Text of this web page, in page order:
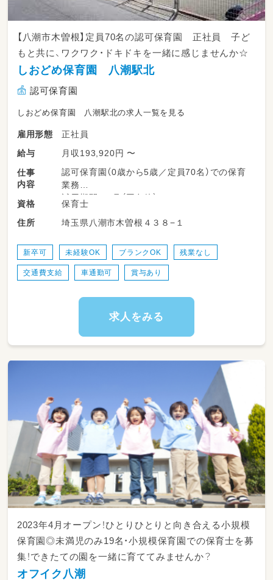
【八潮市木曽根】定員70名の認可保育園 正社員 子ど
もと共に、ワクワク・ドキドキを一緒に感じませんか☆
しおどめ保育園 八潮駅北
認可保育園
しおどめ保育園 八潮駅北の求人一覧を見る
雇用形態
正社員
給与
月収193,920円 〜
仕事
内容
認可保育園（0歳から5歳／定員70名）での保育
業務
試用期間4ヶ月（同条件）
資格
保育士
住所
埼玉県八潮市木曽根４３８−１
新卒可 未経験OK ブランクOK 残業なし
交通費支給 車通勤可 賞与あり
求人をみる
2023年4月オープン！ひとりひとりと向き合える小規模
保育園◎未満児のみ19名・小規模保育園での保育士を募
集！できたての園を一緒に育ててみませんか？
オフイク八潮